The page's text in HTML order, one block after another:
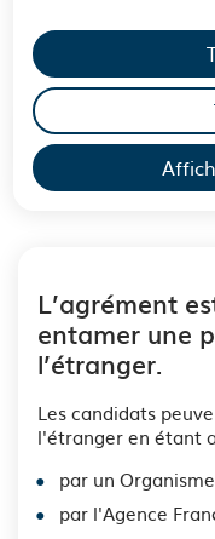
Sommaire
L’agrément
entamer une
l’étranger.
Les candidats
l'étranger en étant
par un
par l'Agence